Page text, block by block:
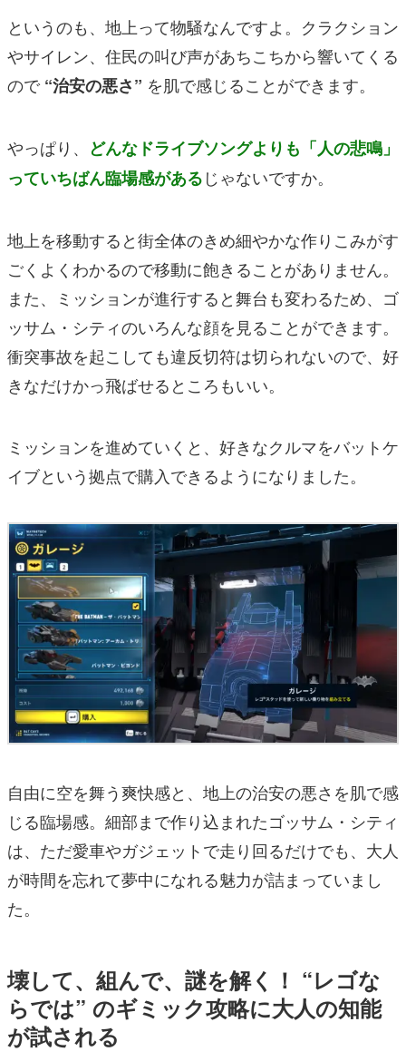
というのも、地上って物騒なんですよ。クラクション
やサイレン、住民の叫び声があちこちから響いてくる
ので“治安の悪さ” を肌で感じることができます。
やっぱり、 どんなドライブソングよりも「人の悲鳴」
っていちばん臨場感があるじゃないですか。
地上を移動すると街全体のきめ細やかな作りこみがす
ごくよくわかるので移動に飽きることがありません。
また、ミッションが進行すると舞台も変わるため、ゴ
ッサム・シティのいろんな顔を見ることができます。
衝突事故を起こしても違反切符は切られないので、好
きなだけかっ飛ばせるところもいい。
ミッションを進めていくと、好きなクルマをバットケ
イブという拠点で購入できるようになりました。
自由に空を舞う爽快感と、地上の治安の悪さを肌で感
じる臨場感。細部まで作り込まれたゴッサム・シティ
は、ただ愛車やガジェットで走り回るだけでも、大人
が時間を忘れて夢中になれる魅力が詰まっていまし
た。
壊して、組んで、謎を解く！ “レゴな
らでは” のギミック攻略に大人の知能
が試される